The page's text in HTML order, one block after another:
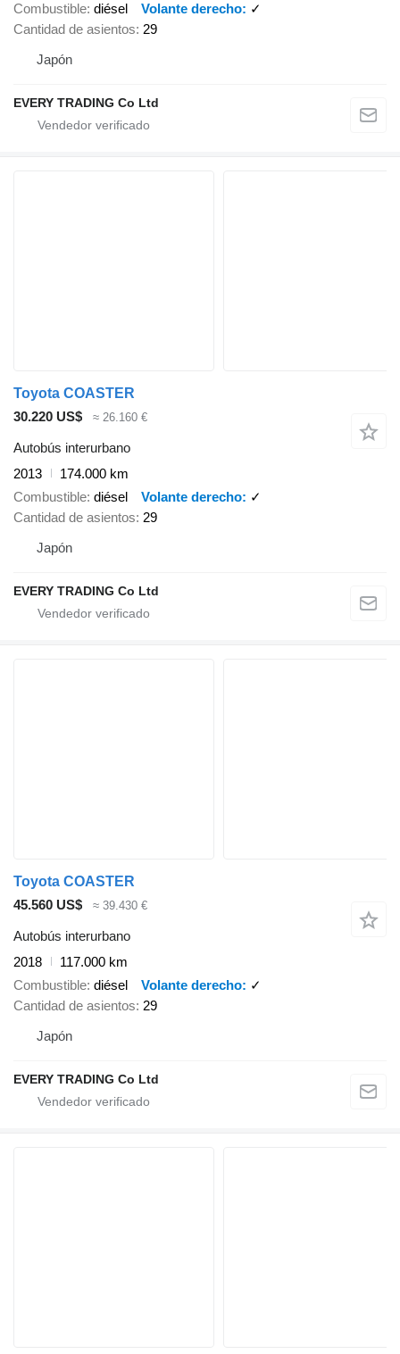
Combustible diésel Volante derecho
✓
Cantidad de asientos 29
Japón
EVERY TRADING Co Ltd
Toyota COASTER
30.220 US$
≈ 26.160 €
Autobús interurbano
2013
174.000 km
Combustible diésel Volante derecho
✓
Cantidad de asientos 29
Japón
EVERY TRADING Co Ltd
Toyota COASTER
45.560 US$
≈ 39.430 €
Autobús interurbano
2018
117.000 km
Combustible diésel Volante derecho
✓
Cantidad de asientos 29
Japón
EVERY TRADING Co Ltd